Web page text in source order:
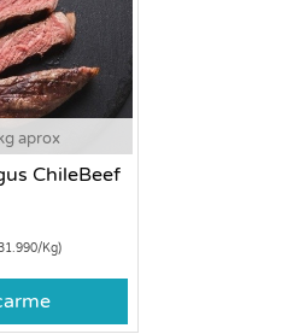
aprox
ChileBeef
Kg)